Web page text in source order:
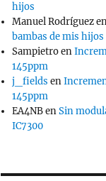
hijos
Manuel Rodríguez
bambas de mis hijos
Sampietroen
145ppm
j_fields en
145ppm
EA4NBenSin
IC7300